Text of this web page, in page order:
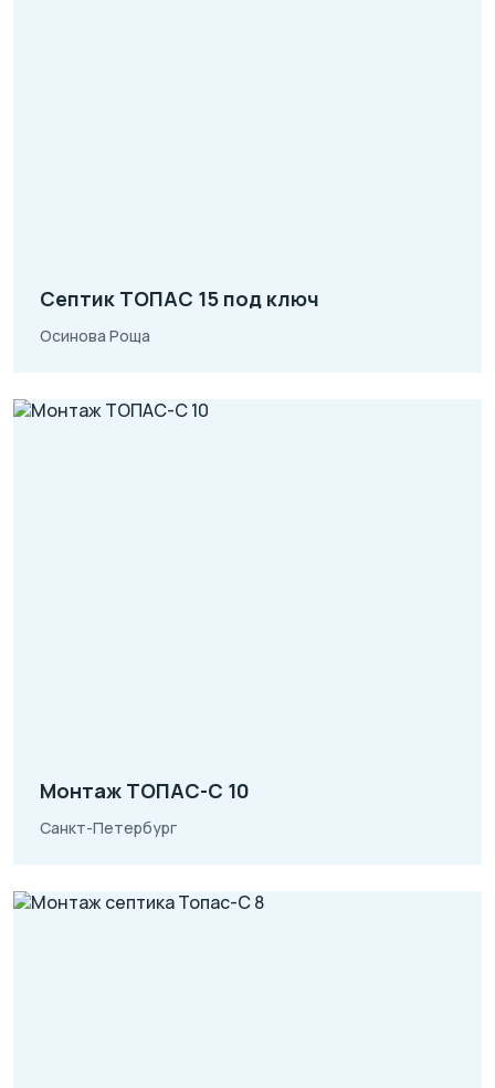
Септик ТОПАС 15 под ключ
Осинова Роща
Монтаж ТОПАС-С 10
Санкт-Петербург